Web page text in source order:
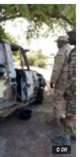
© DR